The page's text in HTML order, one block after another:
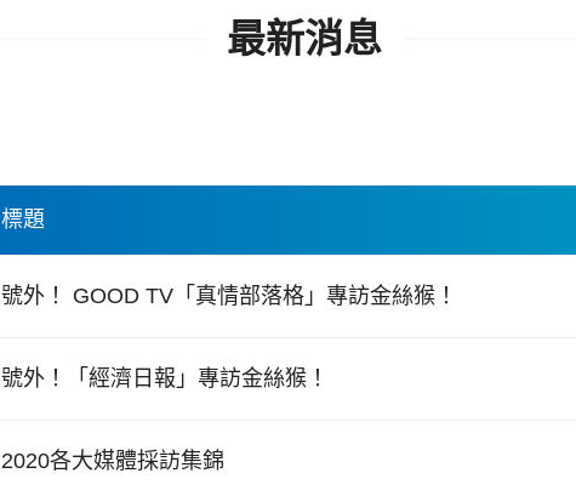
最新消息
標題
號外！ GOOD TV「真情部落格」專訪金絲猴！
號外！「經濟日報」專訪金絲猴！
2020各大媒體採訪集錦